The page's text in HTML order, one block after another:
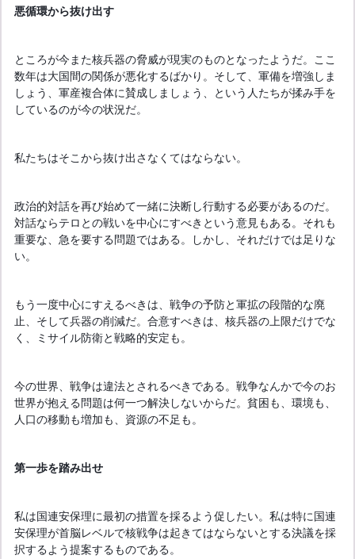
悪循環から抜け出す
ところが今また核兵器の脅威が現実のものとなったようだ。ここ
数年は大国間の関係が悪化するばかり。そして、軍備を増強しま
しょう、軍産複合体に賛成しましょう、という人たちが揉み手を
しているのが今の状況だ。
私たちはそこから抜け出さなくてはならない。
政治的対話を再び始めて一緒に決断し行動する必要があるのだ。
対話ならテロとの戦いを中心にすべきという意見もある。それも
重要な、急を要する問題ではある。しかし、それだけでは足りな
い。
もう一度中心にすえるべきは、戦争の予防と軍拡の段階的な廃
止、そして兵器の削減だ。合意すべきは、核兵器の上限だけでな
く、ミサイル防衛と戦略的安定も。
今の世界、戦争は違法とされるべきである。戦争なんかで今のお
世界が抱える問題は何一つ解決しないからだ。貧困も、環境も、
人口の移動も増加も、資源の不足も。
第一歩を踏み出せ
私は国連安保理に最初の措置を採るよう促したい。私は特に国連
安保理が首脳レベルで核戦争は起きてはならないとする決議を採
択するよう提案するものである。